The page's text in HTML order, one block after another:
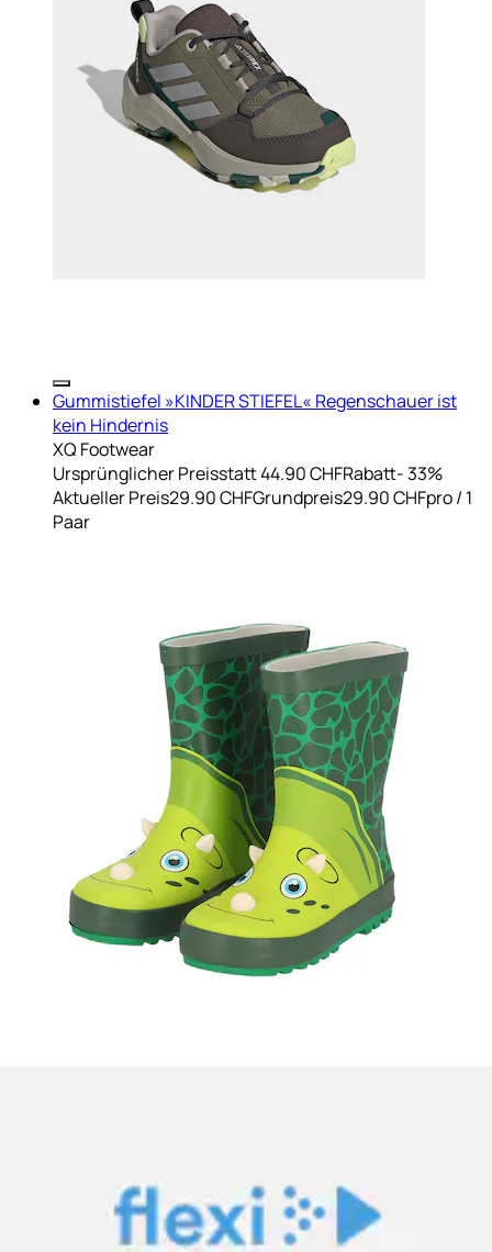
Gummistiefel »KINDER STIEFEL« Regenschauer ist
kein Hindernis
XQ Footwear
Ursprünglicher Preisstatt 44.90 CHFRabatt- 33%
Aktueller Preis29.90 CHFGrundpreis29.90 CHFpro/ 1
Paar
Aktueller Preis
124.00 CHF